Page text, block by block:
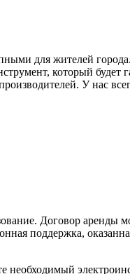
для жителей
который будет
У нас
Договор аренды
поддержка,